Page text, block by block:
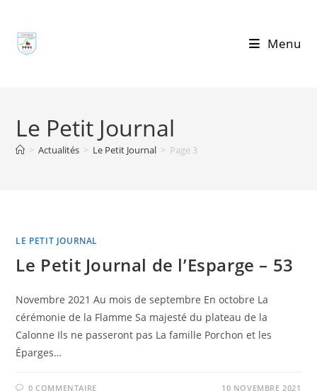
content
Menu
Le Petit Journal
> Actualités > Le Petit Journal > Page 3
LE PETIT JOURNAL
Le Petit Journal de l’Esparge – 53
Novembre 2021 Au mois de septembre En octobre La
cérémonie de la Flamme Sa majesté du plateau de la
Calonne Ils ne passeront pas La famille Porchon et les
Éparges…
0 COMMENTAIRE 10 NOVEMBRE 2021